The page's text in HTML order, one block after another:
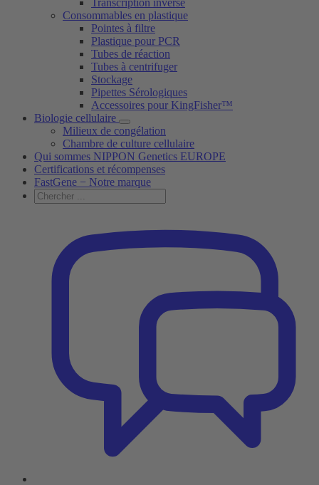
Transcription inverse
Consommables en plastique
Pointes à filtre
Plastique pour PCR
Tubes de réaction
Tubes à centrifuger
Stockage
Pipettes Sérologiques
Accessoires pour KingFisher™
Biologie cellulaire
Milieux de congélation
Chambre de culture cellulaire
Qui sommes NIPPON Genetics EUROPE
Certifications et récompenses
FastGene − Notre marque